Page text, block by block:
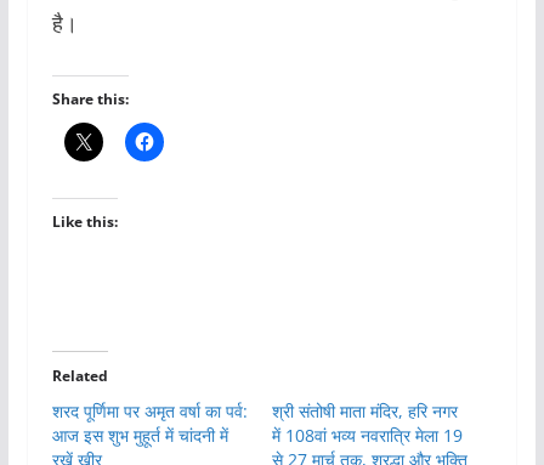
है।
Share this:
Like this:
Related
शरद पूर्णिमा पर अमृत वर्षा का पर्व:
आज इस शुभ मुहूर्त में चांदनी में
रखें खीर
श्री संतोषी माता मंदिर, हरि नगर
में 108वां भव्य नवरात्रि मेला 19
से 27 मार्च तक, श्रद्धा और भक्ति